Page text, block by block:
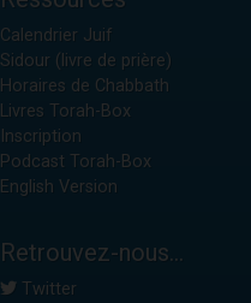
Calendrier Juif
Sidour (livre de prière)
Horaires de Chabbath
Livres Torah-Box
Inscription
Podcast Torah-Box
English Version
Retrouvez-nous...
Twitter